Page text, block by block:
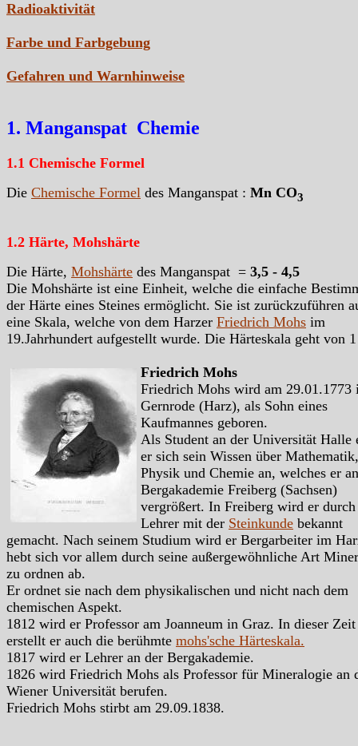
Radioaktivität
Farbe und Farbgebung
Gefahren und Warnhinweise
1. Manganspat Chemie
1.1 Chemische Formel
Die Chemische Formel des Manganspat : Mn CO3
1.2 Härte, Mohshärte
Die Härte, Mohshärte des Manganspat = 3,5 - 4,5
Die Mohshärte ist eine Einheit, welche die einfache
der Härte eines Steines ermöglicht. Sie ist zurückzuführen
eine Skala, welche von dem Harzer Friedrich Mohs im
19.Jahrhundert aufgestellt wurde. Die Härteskala geht von
Friedrich Mohs
Friedrich Mohs wird am 29.01.1773
Gernrode (Harz), als Sohn eines
Kaufmannes geboren.
Als Student an der Universität Halle
er sich sein Wissen über Mathematik,
Physik und Chemie an, welches er
Bergakademie Freiberg (Sachsen)
vergrößert. In Freiberg wird er durch
Lehrer mit der Steinkunde bekannt
gemacht. Nach seinem Studium wird er Bergarbeiter im
hebt sich vor allem durch seine außergewöhnliche Art
zu ordnen ab.
Er ordnet sie nach dem physikalischen und nicht nach dem
chemischen Aspekt.
1812 wird er Professor am Joanneum in Graz. In dieser Zeit
erstellt er auch die berühmte mohs'sche Härteskala.
1817 wird er Lehrer an der Bergakademie.
1826 wird Friedrich Mohs als Professor für Mineralogie an
Wiener Universität berufen.
Friedrich Mohs stirbt am 29.09.1838.